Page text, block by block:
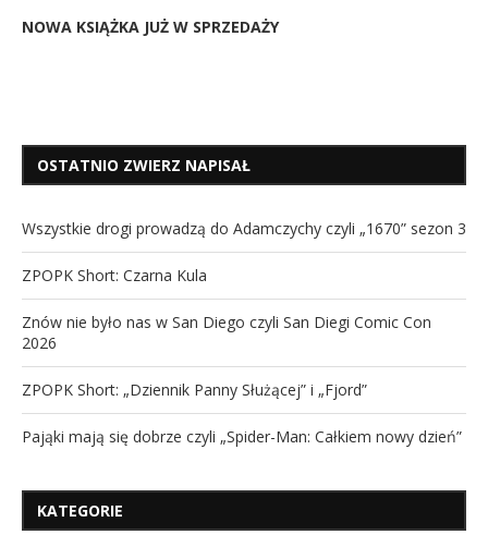
NOWA KSIĄŻKA JUŻ W SPRZEDAŻY
OSTATNIO ZWIERZ NAPISAŁ
Wszystkie drogi prowadzą do Adamczychy czyli „1670” sezon 3
ZPOPK Short: Czarna Kula
Znów nie było nas w San Diego czyli San Diegi Comic Con
2026
ZPOPK Short: „Dziennik Panny Służącej” i „Fjord”
Pająki mają się dobrze czyli „Spider-Man: Całkiem nowy dzień”
KATEGORIE